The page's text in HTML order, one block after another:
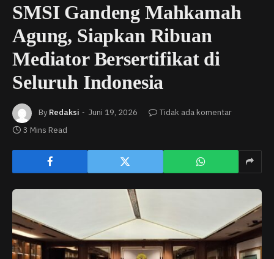
SMSI Gandeng Mahkamah
Agung, Siapkan Ribuan
Mediator Bersertifikat di
Seluruh Indonesia
By Redaksi Juni 19, 2026
Tidak ada komentar
3 Mins Read